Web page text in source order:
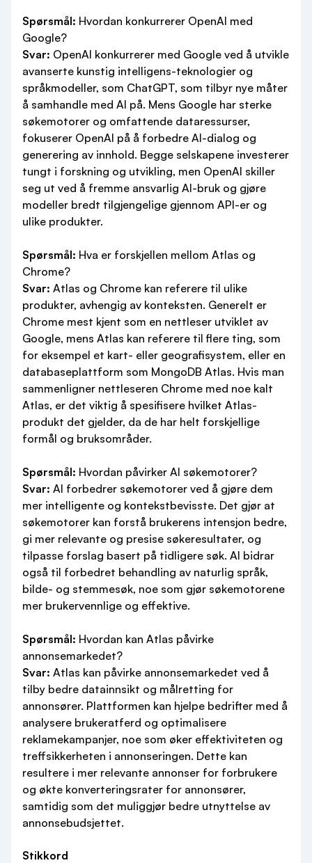
Spørsmål: Hvordan konkurrerer OpenAI med
Google?
Svar: OpenAI konkurrerer med Google ved å utvikle
avanserte kunstig intelligens-teknologier og
språkmodeller, som ChatGPT, som tilbyr nye måter
å samhandle med AI på. Mens Google har sterke
søkemotorer og omfattende dataressurser,
fokuserer OpenAI på å forbedre AI-dialog og
generering av innhold. Begge selskapene investerer
tungt i forskning og utvikling, men OpenAI skiller
seg ut ved å fremme ansvarlig AI-bruk og gjøre
modeller bredt tilgjengelige gjennom API-er og
ulike produkter.
Spørsmål: Hva er forskjellen mellom Atlas og
Chrome?
Svar: Atlas og Chrome kan referere til ulike
produkter, avhengig av konteksten. Generelt er
Chrome mest kjent som en nettleser utviklet av
Google, mens Atlas kan referere til flere ting, som
for eksempel et kart- eller geografisystem, eller en
databaseplattform som MongoDB Atlas. Hvis man
sammenligner nettleseren Chrome med noe kalt
Atlas, er det viktig å spesifisere hvilket Atlas-
produkt det gjelder, da de har helt forskjellige
formål og bruksområder.
Spørsmål: Hvordan påvirker AI søkemotorer?
Svar: AI forbedrer søkemotorer ved å gjøre dem
mer intelligente og kontekstbevisste. Det gjør at
søkemotorer kan forstå brukerens intensjon bedre,
gi mer relevante og presise søkeresultater, og
tilpasse forslag basert på tidligere søk. AI bidrar
også til forbedret behandling av naturlig språk,
bilde- og stemmesøk, noe som gjør søkemotorene
mer brukervennlige og effektive.
Spørsmål: Hvordan kan Atlas påvirke
annonsemarkedet?
Svar: Atlas kan påvirke annonsemarkedet ved å
tilby bedre datainnsikt og målretting for
annonsører. Plattformen kan hjelpe bedrifter med å
analysere brukeratferd og optimalisere
reklamekampanjer, noe som øker effektiviteten og
treffsikkerheten i annonseringen. Dette kan
resultere i mer relevante annonser for forbrukere
og økte konverteringsrater for annonsører,
samtidig som det muliggjør bedre utnyttelse av
annonsebudsjettet.
Stikkord